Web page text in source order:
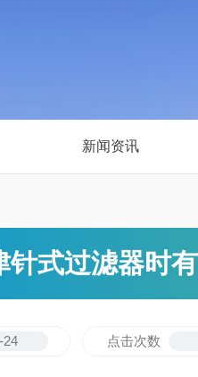
新闻资讯
针式过滤器时
24 点击次数